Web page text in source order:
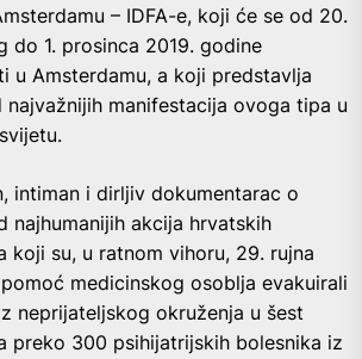
– IDFA-e, koji će se od 20.
do 1. prosinca 2019. godine
u Amsterdamu, a koji predstavlja
najvažnijih manifestacija ovoga tipa u
intiman i dirljiv dokumentarac o
najhumanijih akcija hrvatskih
koji su, u ratnom vihoru, 29. rujna
pomoć medicinskog osoblja evakuirali
neprijateljskog okruženja u šest
preko 300 psihijatrijskih bolesnika iz